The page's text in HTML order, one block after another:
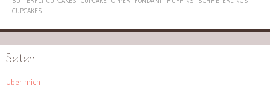
CUPCAKES
Seiten
Über mich